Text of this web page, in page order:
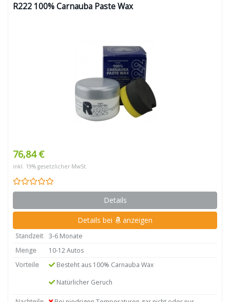
R222 100% Carnauba Paste Wax
76,84 €
inkl. 19% gesetzlicher MwSt.
Details
Details bei anzeigen
Standzeit
3-6 Monate
Menge
10-12 Autos
Vorteile
Besteht aus 100% Carnauba Wax
Natürlicher Geruch